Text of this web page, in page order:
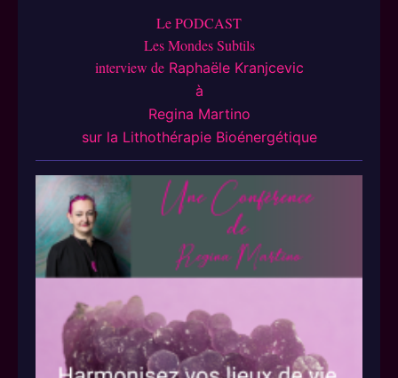
Le PODCAST
Les Mondes Subtils
interview de Raphaële Kranjcevic
à
Regina Martino
sur la Lithothérapie Bioénergétique